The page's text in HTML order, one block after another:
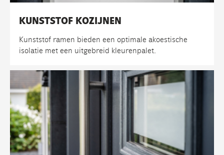
KUNSTSTOF KOZIJNEN
Kunststof ramen bieden een optimale akoestische
isolatie met een uitgebreid kleurenpalet.